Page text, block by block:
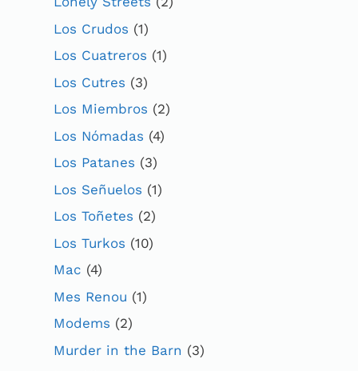
Los Crudos (1)
Los Cuatreros (1)
Los Cutres (3)
Los Miembros (2)
Los Nómadas (4)
Los Patanes (3)
Los Señuelos (1)
Los Toñetes (2)
Los Turkos (10)
Mac (4)
Mes Renou (1)
Modems (2)
Murder in the Barn (3)